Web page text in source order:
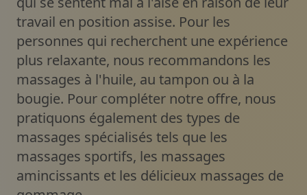
travail en position assise. Pour les
personnes qui recherchent une expérience
plus relaxante, nous recommandons les
massages à l'huile, au tampon ou à la
bougie. Pour compléter notre offre, nous
pratiquons également des types de
massages spécialisés tels que les
massages sportifs, les massages
amincissants et les délicieux massages de